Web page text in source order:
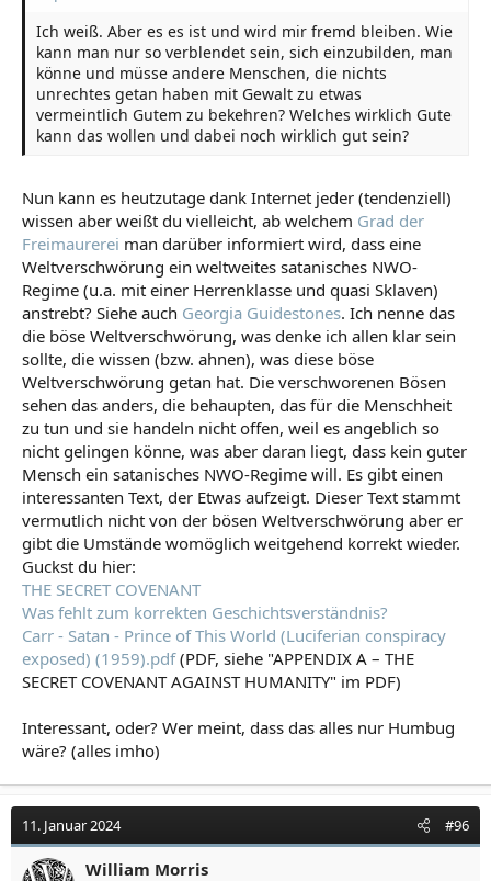
Ich weiß. Aber es es ist und wird mir fremd bleiben. Wie
kann man nur so verblendet sein, sich einzubilden, man
könne und müsse andere Menschen, die nichts
unrechtes getan haben mit Gewalt zu etwas
vermeintlich Gutem zu bekehren? Welches wirklich Gute
kann das wollen und dabei noch wirklich gut sein?
Nun kann es heutzutage dank Internet jeder (tendenziell)
wissen aber weißt du vielleicht, ab welchem Grad der
Freimaurerei man darüber informiert wird, dass eine
Weltverschwörung ein weltweites satanisches NWO-
Regime (u.a. mit einer Herrenklasse und quasi Sklaven)
anstrebt? Siehe auch Georgia Guidestones. Ich nenne das
die böse Weltverschwörung, was denke ich allen klar sein
sollte, die wissen (bzw. ahnen), was diese böse
Weltverschwörung getan hat. Die verschworenen Bösen
sehen das anders, die behaupten, das für die Menschheit
zu tun und sie handeln nicht offen, weil es angeblich so
nicht gelingen könne, was aber daran liegt, dass kein guter
Mensch ein satanisches NWO-Regime will. Es gibt einen
interessanten Text, der Etwas aufzeigt. Dieser Text stammt
vermutlich nicht von der bösen Weltverschwörung aber er
gibt die Umstände womöglich weitgehend korrekt wieder.
Guckst du hier:
THE SECRET COVENANT
Was fehlt zum korrekten Geschichtsverständnis?
Carr - Satan - Prince of This World (Luciferian conspiracy
exposed) (1959).pdf(PDF, siehe "APPENDIX A – THE
SECRET COVENANT AGAINST HUMANITY" im PDF)
Interessant, oder? Wer meint, dass das alles nur Humbug
wäre? (alles imho)
11. Januar 2024 #96
William Morris